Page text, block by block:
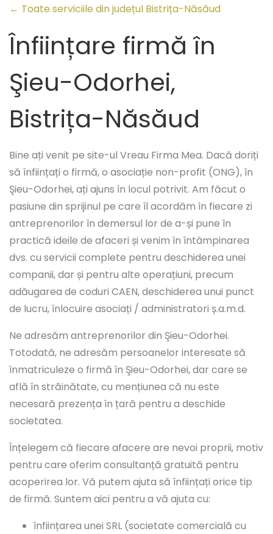
← Toate serviciile din județul Bistrița-Năsăud
Înființare firmă în
Şieu-Odorhei,
Bistrița-Năsăud
Bine ați venit pe site-ul Vreau Firma Mea. Dacă doriți
să înființați o firmă, o asociație non-profit (ONG), în
Şieu-Odorhei, ați ajuns în locul potrivit. Am făcut o
pasiune din sprijinul pe care îl acordăm în fiecare zi
antreprenorilor în demersul lor de a-și pune în
practică ideile de afaceri și venim în întâmpinarea
dvs. cu servicii complete pentru deschiderea unei
companii, dar și pentru alte operațiuni, precum
adăugarea de coduri CAEN, deschiderea unui punct
de lucru, înlocuire asociați / administratori ș.a.m.d.
Ne adresăm antreprenorilor din Şieu-Odorhei.
Totodată, ne adresăm persoanelor interesate să
înmatriculeze o firmă în Şieu-Odorhei, dar care se
află în străinătate, cu mențiunea că nu este
necesară prezența în țară pentru a deschide
societatea.
Înțelegem că fiecare afacere are nevoi proprii, motiv
pentru care oferim consultanță gratuită pentru
acoperirea lor. Vă putem ajuta să înființați orice tip
de firmă. Suntem aici pentru a vă ajuta cu:
înființarea unei SRL (societate comercială cu